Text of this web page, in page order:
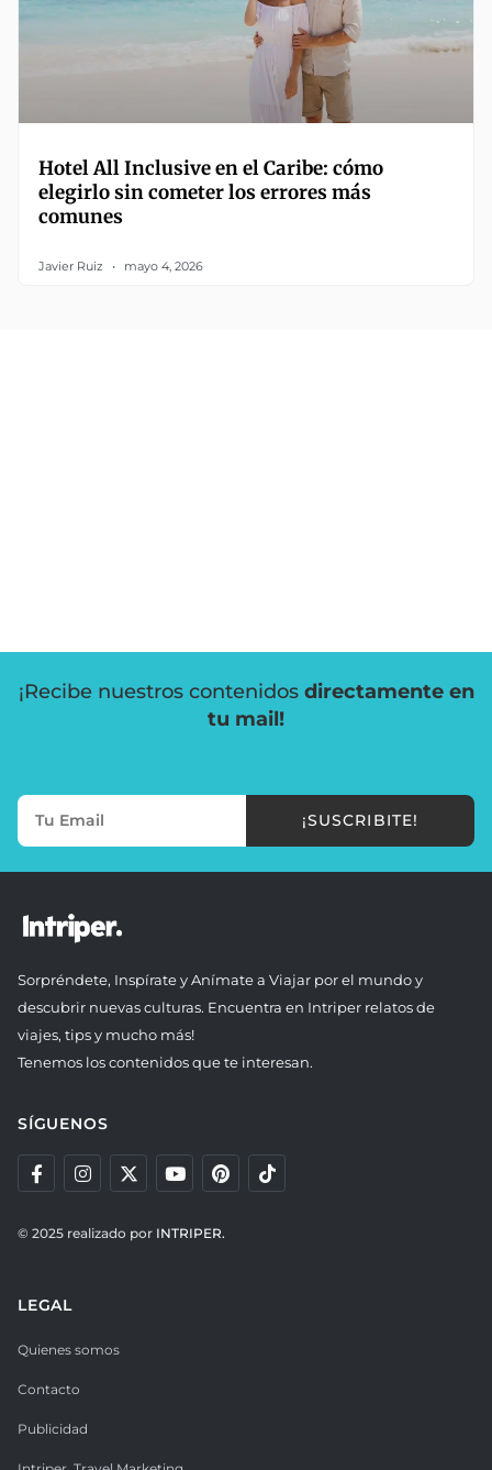
Hotel All Inclusive en el Caribe: cómo
elegirlo sin cometer los errores más
comunes
Javier Ruiz mayo 4, 2026
¡Recibe nuestros contenidos directamente en
tu mail!
¡SUSCRIBITE!
Sorpréndete, Inspírate y Anímate a Viajar por el mundo y
descubrir nuevas culturas. Encuentra en Intriper relatos de
viajes, tips y mucho más!
Tenemos los contenidos que te interesan.
SÍGUENOS
© 2025 realizado por INTRIPER.
LEGAL
Quienes somos
Contacto
Publicidad